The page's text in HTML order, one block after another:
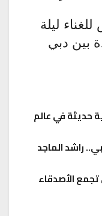
ليلة
بين دبي
حديثة في عالم
راشد الماجد
الأصدقاء